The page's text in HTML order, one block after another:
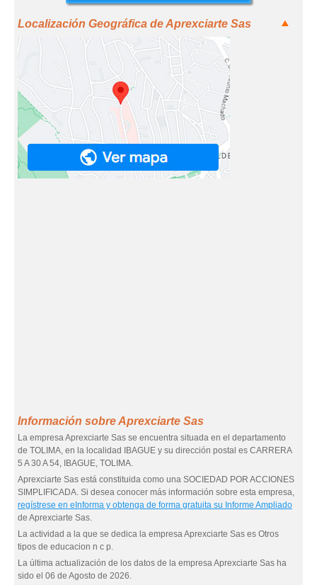
Localización Geográfica de Aprexciarte Sas
Información sobre Aprexciarte Sas
La empresa Aprexciarte Sas se encuentra situada en el departamento
de TOLIMA, en la localidad IBAGUE y su dirección postal es CARRERA
5 A 30 A 54, IBAGUE, TOLIMA.
Aprexciarte Sas está constituida como una SOCIEDAD POR ACCIONES
SIMPLIFICADA. Si desea conocer más información sobre esta empresa,
regístrese en eInforma y obtenga de forma gratuita su Informe Ampliado
de Aprexciarte Sas.
La actividad a la que se dedica la empresa Aprexciarte Sas es Otros
tipos de educacion n c p.
La última actualización de los datos de la empresa Aprexciarte Sas ha
sido el 06 de Agosto de 2026.